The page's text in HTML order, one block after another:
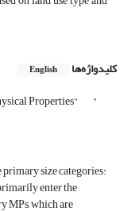
کلیدواژه‌ها English
Properties" "
size categories:
enter the
MPs, which are